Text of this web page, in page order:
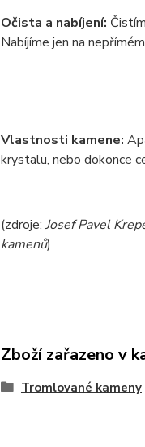
Očista a nabíjení:
Nabíjíme jen na nepřímé
Vlastnosti kamene:
krystalu, nebo dokonce
(zdroje: Josef Pavel
kamenů)
Zboží zařazeno v
Tromlované kameny